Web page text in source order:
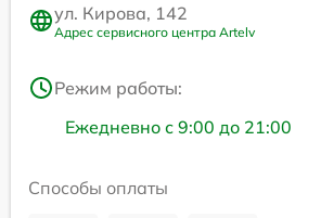
ул. Кирова, 142
Адрес сервисного центра Artelv
Режим работы:
Ежедневно с 9:00 до 21:00
Способы оплаты